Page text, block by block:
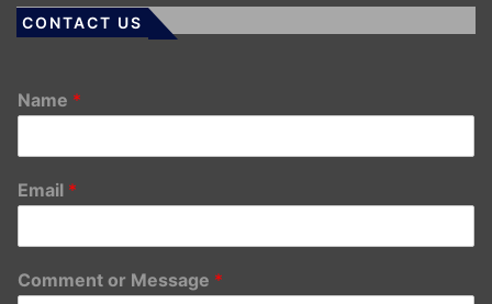
CONTACT US
Name *
Email *
Comment or Message *